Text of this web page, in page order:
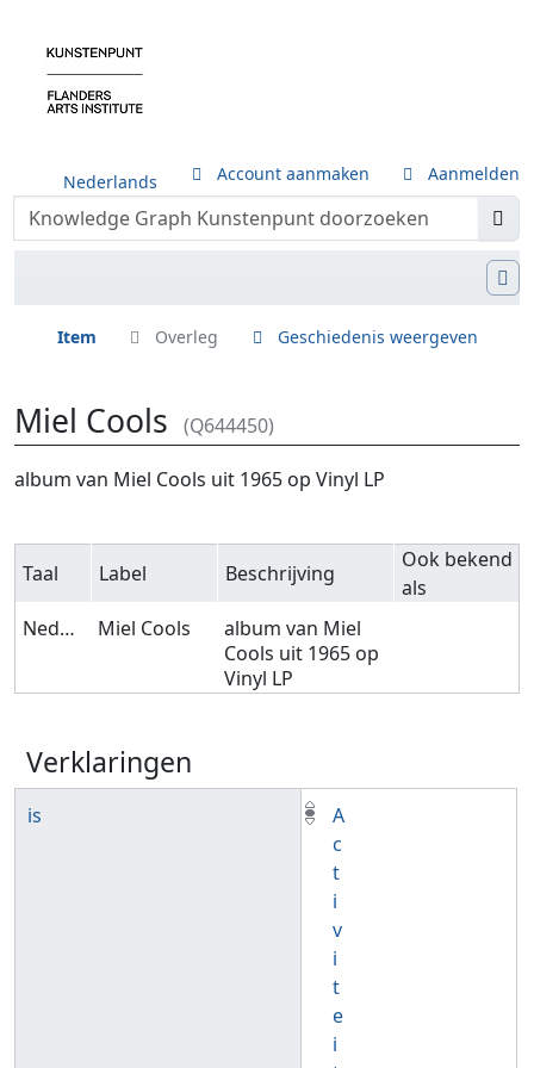
Nederlands Account aanmaken Aanmelden
Item Overleg Geschiedenis weergeven
Miel Cools (Q644450)
Ga naar:navigatie,zoeken
album van Miel Cools uit 1965 op Vinyl LP
Taal Label Beschrijving
Ook bekend
als
Nederlands
Miel Cools
album van Miel
Cools uit 1965 op
Vinyl LP
Verklaringen
is
A
c
t
i
v
i
t
e
i